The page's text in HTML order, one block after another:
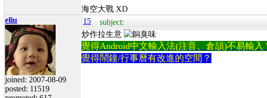
海空大戰 XD
eliu
joined: 2007-08-09
posted: 11519
15 subject:
炒作拉生意
覺得Android中文輸入法(注音、倉頡)不易輸
覺得鬧鐘/行事曆有改進的空間？